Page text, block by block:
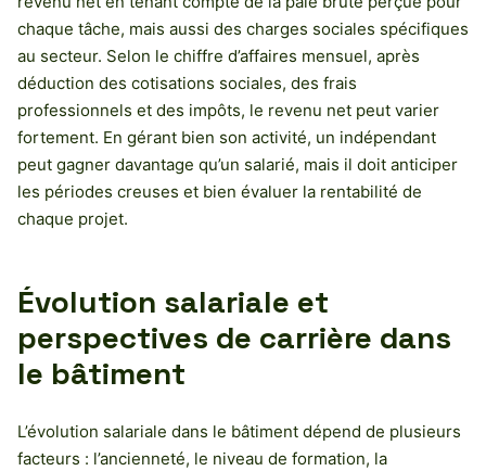
chaque tâche, mais aussi des charges sociales spécifiques
au secteur. Selon le chiffre d’affaires mensuel, après
déduction des cotisations sociales, des frais
professionnels et des impôts, le revenu net peut varier
fortement. En gérant bien son activité, un indépendant
peut gagner davantage qu’un salarié, mais il doit anticiper
les périodes creuses et bien évaluer la rentabilité de
chaque projet.
Évolution salariale et
perspectives de carrière dans
le bâtiment
L’évolution salariale dans le bâtiment dépend de plusieurs
facteurs : l’ancienneté, le niveau de formation, la